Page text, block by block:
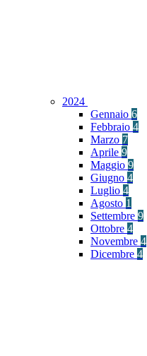
2024
Gennaio 6
Febbraio 4
Marzo 7
Aprile 9
Maggio 9
Giugno 4
Luglio 4
Agosto 1
Settembre 9
Ottobre 4
Novembre 4
Dicembre 4